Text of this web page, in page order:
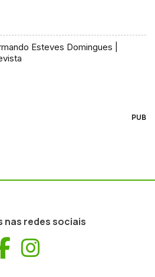
Esteves Domingues |
PUB
nas redes sociais
Facebook